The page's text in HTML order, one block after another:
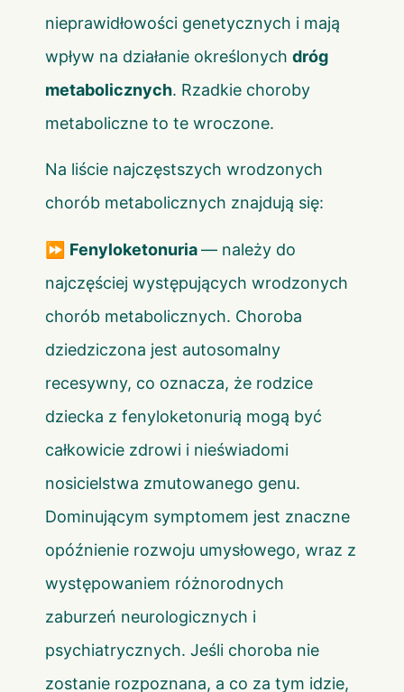
nieprawidłowości genetycznych i mają
wpływ na działanie określonych dróg
metabolicznych. Rzadkie choroby
metaboliczne to te wroczone.
Na liście najczęstszych wrodzonych
chorób metabolicznych znajdują się:
⏩ Fenyloketonuria— należy do
najczęściej występujących wrodzonych
chorób metabolicznych. Choroba
dziedziczona jest autosomalny
recesywny, co oznacza, że rodzice
dziecka z fenyloketonurią mogą być
całkowicie zdrowi i nieświadomi
nosicielstwa zmutowanego genu.
Dominującym symptomem jest znaczne
opóźnienie rozwoju umysłowego, wraz z
występowaniem różnorodnych
zaburzeń neurologicznych i
psychiatrycznych. Jeśli choroba nie
zostanie rozpoznana, a co za tym idzie,